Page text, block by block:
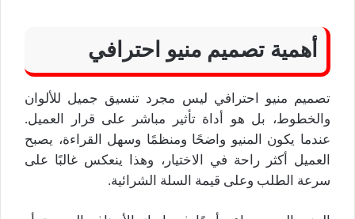
أهمية تصميم منيو احترافي
تصميم منيو احترافي ليس مجرد تنسيق جميل للألوان
والخطوط، بل هو أداة تأثير مباشر على قرار العميل.
عندما يكون المنيو واضحًا ومنظمًا وسهل القراءة، يصبح
العميل أكثر راحة في الاختيار، وهذا ينعكس غالبًا على
سرعة الطلب وعلى قيمة السلة الشرائية.